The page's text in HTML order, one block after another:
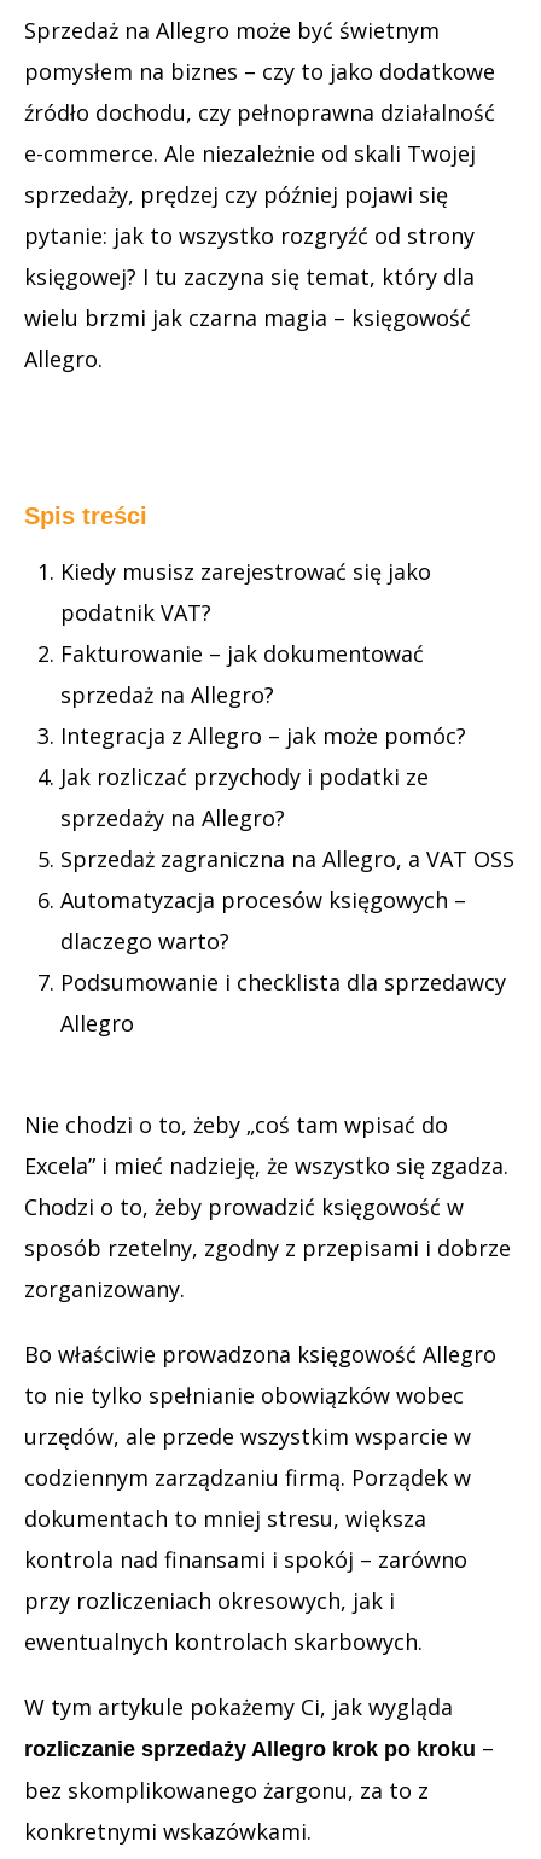
Sprzedaż na Allegro może być świetnym
pomysłem na biznes – czy to jako dodatkowe
źródło dochodu, czy pełnoprawna działalność
e-commerce. Ale niezależnie od skali Twojej
sprzedaży, prędzej czy później pojawi się
pytanie: jak to wszystko rozgryźć od strony
księgowej? I tu zaczyna się temat, który dla
wielu brzmi jak czarna magia – księgowość
Allegro.
Spis treści
Kiedy musisz zarejestrować się jako
podatnik VAT?
Fakturowanie – jak dokumentować
sprzedaż na Allegro?
Integracja z Allegro – jak może pomóc?
Jak rozliczać przychody i podatki ze
sprzedaży na Allegro?
Sprzedaż zagraniczna na Allegro, a VAT OSS
Automatyzacja procesów księgowych –
dlaczego warto?
Podsumowanie i checklista dla sprzedawcy
Allegro
Nie chodzi o to, żeby „coś tam wpisać do
Excela” i mieć nadzieję, że wszystko się zgadza.
Chodzi o to, żeby prowadzić księgowość w
sposób rzetelny, zgodny z przepisami i dobrze
zorganizowany.
Bo właściwie prowadzona księgowość Allegro
to nie tylko spełnianie obowiązków wobec
urzędów, ale przede wszystkim wsparcie w
codziennym zarządzaniu firmą. Porządek w
dokumentach to mniej stresu, większa
kontrola nad finansami i spokój – zarówno
przy rozliczeniach okresowych, jak i
ewentualnych kontrolach skarbowych.
W tym artykule pokażemy Ci, jak wygląda
rozliczanie sprzedaży Allegro krok po kroku –
bez skomplikowanego żargonu, za to z
konkretnymi wskazówkami.